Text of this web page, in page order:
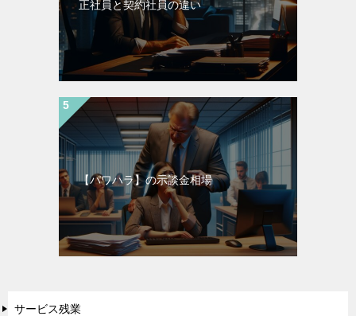
正社員と契約社員の違い
【パワハラ】の示談金相場
サービス残業